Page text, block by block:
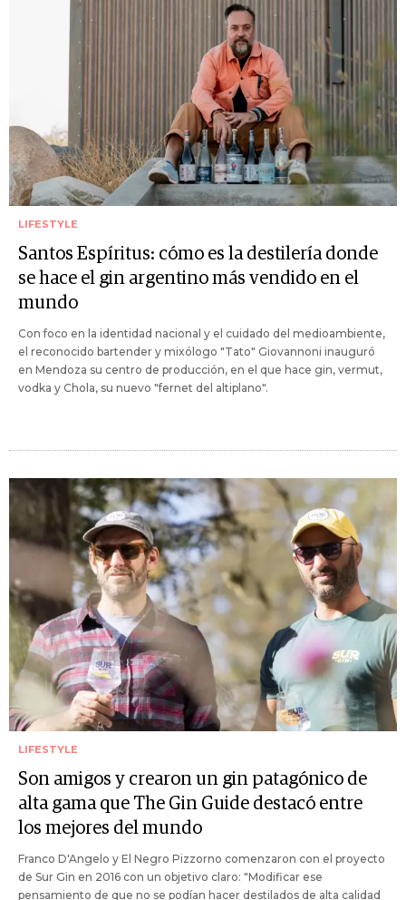
LIFESTYLE
Santos Espíritus: cómo es la destilería donde
se hace el gin argentino más vendido en el
mundo
Con foco en la identidad nacional y el cuidado del medioambiente,
el reconocido bartender y mixólogo "Tato" Giovannoni inauguró
en Mendoza su centro de producción, en el que hace gin, vermut,
vodka y Chola, su nuevo "fernet del altiplano".
LIFESTYLE
Son amigos y crearon un gin patagónico de
alta gama que The Gin Guide destacó entre
los mejores del mundo
Franco D'Angelo y El Negro Pizzorno comenzaron con el proyecto
de Sur Gin en 2016 con un objetivo claro: "Modificar ese
pensamiento de que no se podían hacer destilados de alta calidad